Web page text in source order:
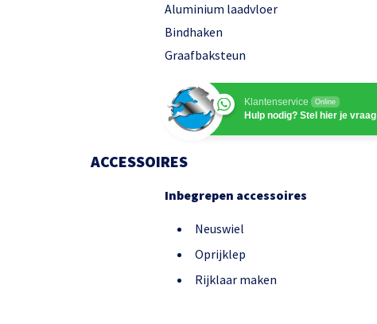
Aluminium laadvloer
Bindhaken
Graafbaksteun
Klantenservice Online
Hulp nodig? Stel hier je vraag
ACCESSOIRES
Inbegrepen accessoires
Neuswiel
Oprijklep
Rijklaar maken